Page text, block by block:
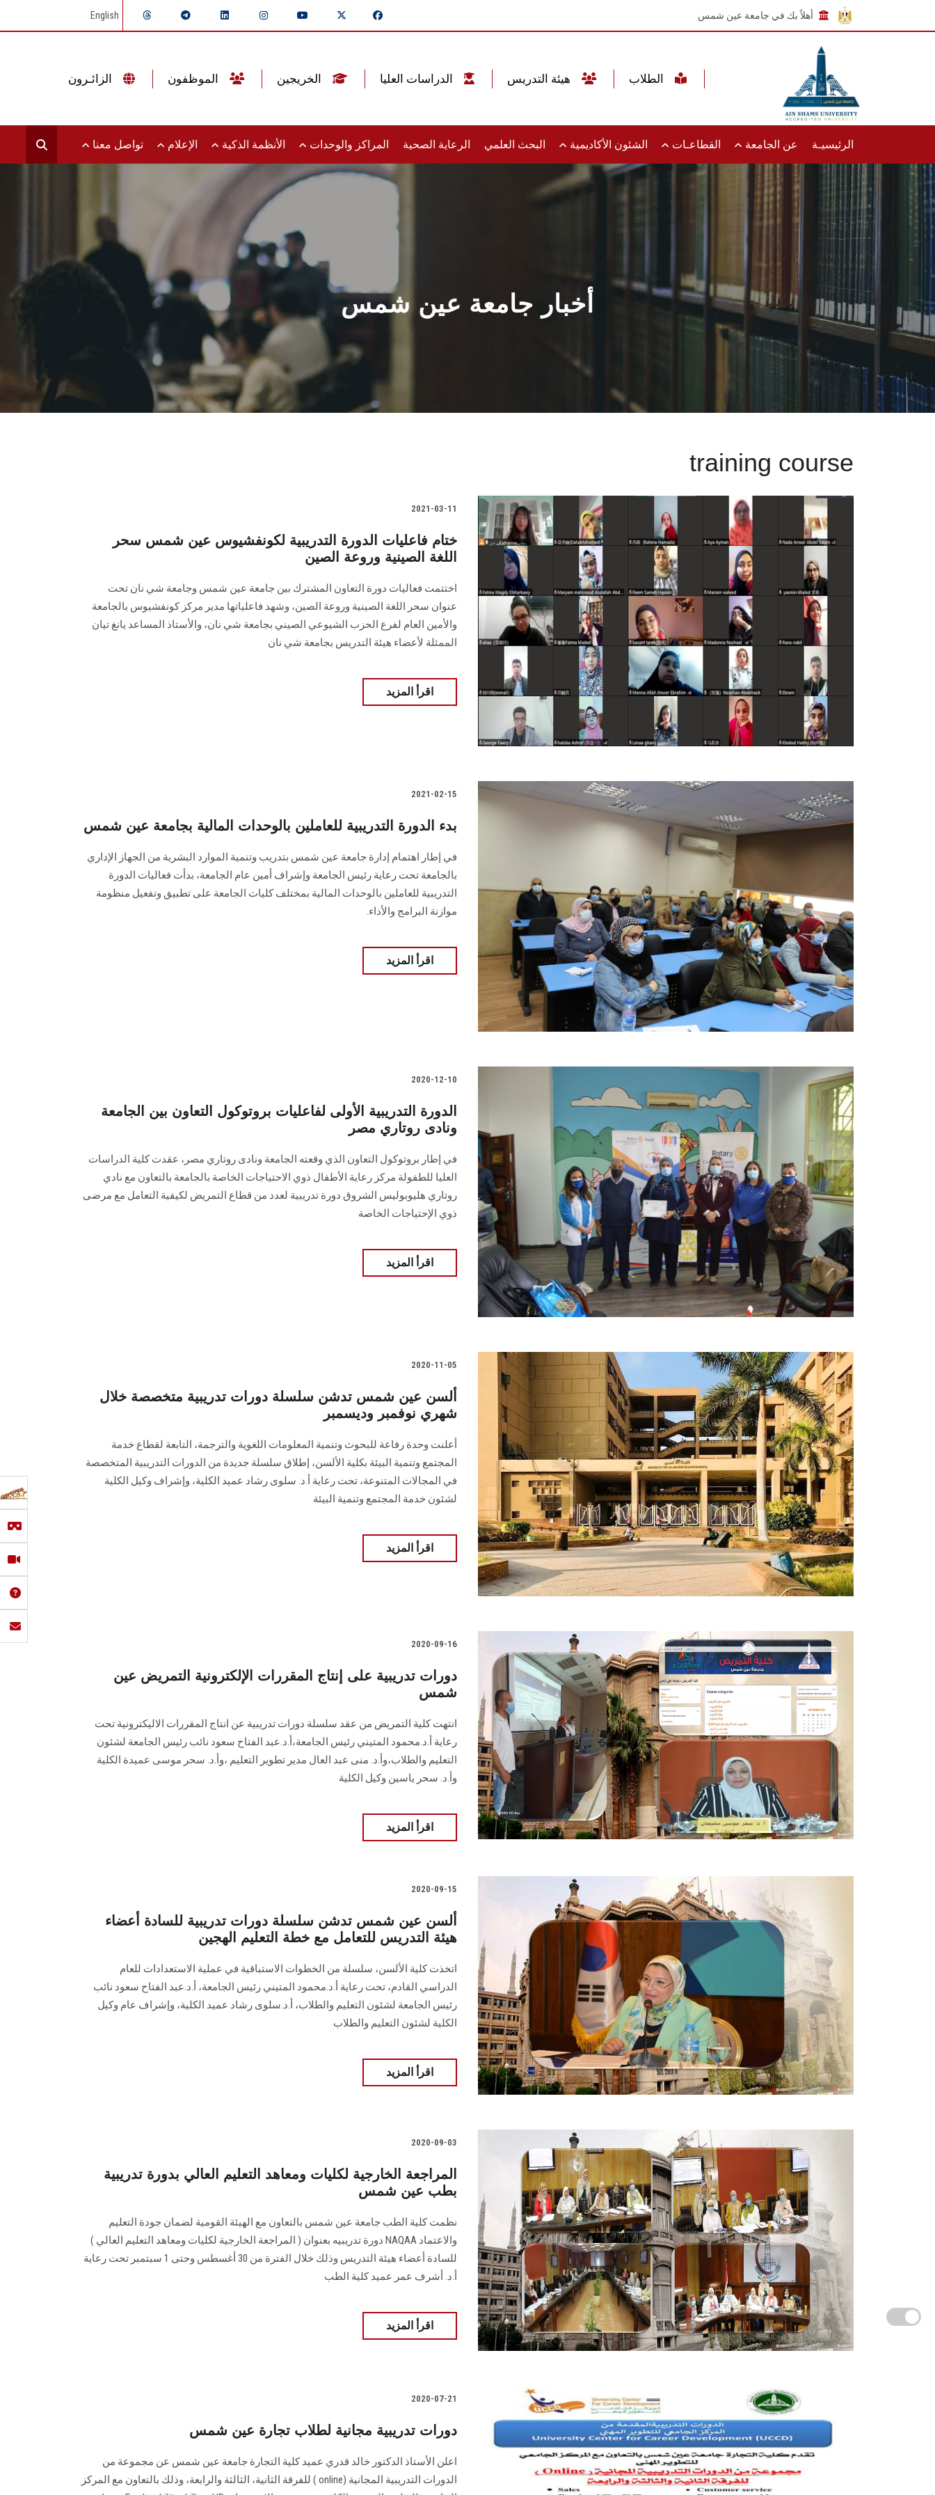
أهلاً بك في جامعة عين شمس English
الرئيسيـة عن الجامعة القطاعـات الشئون الأكاديمية البحث العلمي الرعاية الصحية المراكز والوحدات الأنظمة الذكية الإعلام تواصل معنا
أخبار جامعة عين شمس
training course
2021-03-11
ختام فاعليات الدورة التدريبية لكونفشيوس عين شمس سحر
اللغة الصينية وروعة الصين
اختتمت فعاليات دورة التعاون المشترك بين جامعة عين شمس وجامعة شي نان تحت
عنوان سحر اللغة الصينية وروعة الصين، وشهد فاعلياتها مدير مركز كونفشيوس بالجامعة
والأمين العام لفرع الحزب الشيوعي الصيني بجامعة شي نان، والأستاذ المساعد يانغ تيان
الممثلة لأعضاء هيئة التدريس بجامعة شي نان
اقرأ المزيد
2021-02-15
بدء الدورة التدريبية للعاملين بالوحدات المالية بجامعة عين شمس
في إطار اهتمام إدارة جامعة عين شمس بتدريب وتنمية الموارد البشرية من الجهاز الإداري
بالجامعة تحت رعاية رئيس الجامعة وإشراف أمين عام الجامعة، بدأت فعاليات الدورة
التدريبية للعاملين بالوحدات المالية بمختلف كليات الجامعة على تطبيق وتفعيل منظومة
موازنة البرامج والأداء.
اقرأ المزيد
2020-12-10
الدورة التدريبية الأولى لفاعليات بروتوكول التعاون بين الجامعة
ونادى روتاري مصر
في إطار بروتوكول التعاون الذي وقعته الجامعة ونادى روتاري مصر، عقدت كلية الدراسات
العليا للطفولة مركز رعاية الأطفال ذوي الاحتياجات الخاصة بالجامعة بالتعاون مع نادي
روتاري هليوبوليس الشروق دورة تدريبية لعدد من قطاع التمريض لكيفية التعامل مع مرضى
ذوي الإحتياجات الخاصة
اقرأ المزيد
2020-11-05
ألسن عين شمس تدشن سلسلة دورات تدريبية متخصصة خلال
شهري نوفمبر وديسمبر
أعلنت وحدة رفاعة للبحوث وتنمية المعلومات اللغوية والترجمة، التابعة لقطاع خدمة
المجتمع وتنمية البيئة بكلية الألسن، إطلاق سلسلة جديدة من الدورات التدريبية المتخصصة
في المجالات المتنوعة، تحت رعاية أ.د. سلوى رشاد عميد الكلية، وإشراف وكيل الكلية
لشئون خدمة المجتمع وتنمية البيئة
اقرأ المزيد
2020-09-16
دورات تدريبية على إنتاج المقررات الإلكترونية التمريض عين
شمس
انتهت كلية التمريض من عقد سلسلة دورات تدريبية عن انتاج المقررات الاليكترونية تحت
رعاية أ.د.محمود المتيني رئيس الجامعة،أ.د.عبد الفتاح سعود نائب رئيس الجامعة لشئون
التعليم والطلاب،وأ.د. منى عبد العال مدير تطوير التعليم ،وأ.د. سحر موسى عميدة الكلية
وأ.د. سحر ياسين وكيل الكلية
اقرأ المزيد
2020-09-15
ألسن عين شمس تدشن سلسلة دورات تدريبية للسادة أعضاء
هيئة التدريس للتعامل مع خطة التعليم الهجين
اتخذت كلية الألسن، سلسلة من الخطوات الاستباقية في عملية الاستعدادات للعام
الدراسي القادم، تحت رعاية أ.د.محمود المتيني رئيس الجامعة، أ.د.عبد الفتاح سعود نائب
رئيس الجامعة لشئون التعليم والطلاب، أ.د.سلوى رشاد عميد الكلية، وإشراف عام وكيل
الكلية لشئون التعليم والطلاب
اقرأ المزيد
2020-09-03
المراجعة الخارجية لكليات ومعاهد التعليم العالي بدورة تدريبية
بطب عين شمس
نظمت كلية الطب جامعة عين شمس بالتعاون مع الهيئة القومية لضمان جودة التعليم
والاعتماد NAQAA دورة تدريبيه بعنوان ( المراجعة الخارجية لكليات ومعاهد التعليم العالي )
للسادة أعضاء هيئة التدريس وذلك خلال الفترة من 30 أغسطس وحتى 1 سبتمبر تحت رعاية
أ.د. أشرف عمر عميد كلية الطب
اقرأ المزيد
2020-07-21
دورات تدريبية مجانية لطلاب تجارة عين شمس
اعلن الأستاذ الدكتور خالد قدري عميد كلية التجارة جامعة عين شمس عن مجموعة من
الدورات التدريبية المجانية (online ) للفرقة الثانية، الثالثة والرابعة، وذلك بالتعاون مع المركز